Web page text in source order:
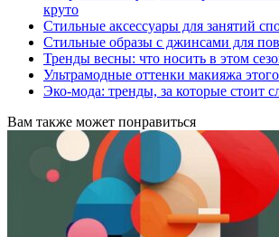
круто
Стильные аксессуары для занятий
Стильные образы с джинсами для
Тренды весны: что носить в этом
Ультрамодные оттенки макияжа
Эко-мода: тренды, за которые стоит
Вам также может понравиться